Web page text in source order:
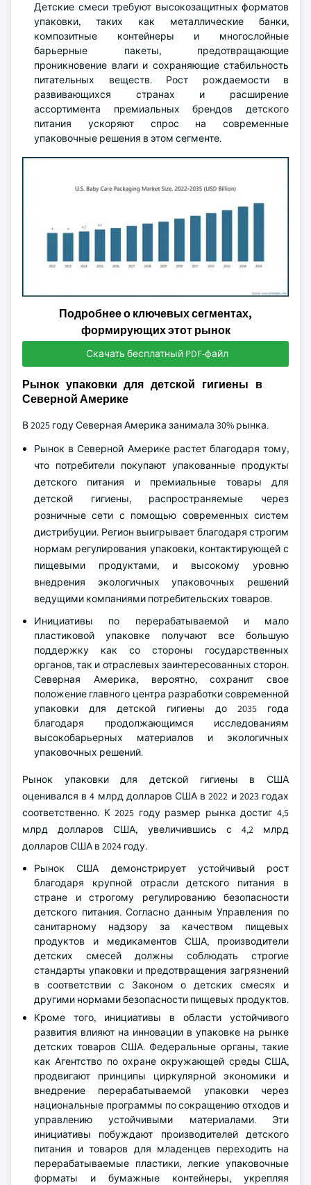
Детские смеси требуют высокозащитных форматов
упаковки, таких как металлические банки,
композитные контейнеры и многослойные
барьерные пакеты, предотвращающие
проникновение влаги и сохраняющие стабильность
питательных веществ. Рост рождаемости в
развивающихся странах и расширение
ассортимента премиальных брендов детского
питания ускоряют спрос на современные
упаковочные решения в этом сегменте.
Подробнее о ключевых сегментах,
формирующих этот рынок
Скачать бесплатный PDF-файл
Рынок упаковки для детской гигиены в
Северной Америке
В 2025 году Северная Америка занимала 30% рынка.
Рынок в Северной Америке растет благодаря тому,
что потребители покупают упакованные продукты
детского питания и премиальные товары для
детской гигиены, распространяемые через
розничные сети с помощью современных систем
дистрибуции. Регион выигрывает благодаря строгим
нормам регулирования упаковки, контактирующей с
пищевыми продуктами, и высокому уровню
внедрения экологичных упаковочных решений
ведущими компаниями потребительских товаров.
Инициативы по перерабатываемой и мало
пластиковой упаковке получают все большую
поддержку как со стороны государственных
органов, так и отраслевых заинтересованных сторон.
Северная Америка, вероятно, сохранит свое
положение главного центра разработки современной
упаковки для детской гигиены до 2035 года
благодаря продолжающимся исследованиям
высокобарьерных материалов и экологичных
упаковочных решений.
Рынок упаковки для детской гигиены в США
оценивался в 4 млрд долларов США в 2022 и 2023 годах
соответственно. К 2025 году размер рынка достиг 4,5
млрд долларов США, увеличившись с 4,2 млрд
долларов США в 2024 году.
Рынок США демонстрирует устойчивый рост
благодаря крупной отрасли детского питания в
стране и строгому регулированию безопасности
детского питания. Согласно данным Управления по
санитарному надзору за качеством пищевых
продуктов и медикаментов США, производители
детских смесей должны соблюдать строгие
стандарты упаковки и предотвращения загрязнений
в соответствии с Законом о детских смесях и
другими нормами безопасности пищевых продуктов.
Кроме того, инициативы в области устойчивого
развития влияют на инновации в упаковке на рынке
детских товаров США. Федеральные органы, такие
как Агентство по охране окружающей среды США,
продвигают принципы циркулярной экономики и
внедрение перерабатываемой упаковки через
национальные программы по сокращению отходов и
управлению устойчивыми материалами. Эти
инициативы побуждают производителей детского
питания и товаров для младенцев переходить на
перерабатываемые пластики, легкие упаковочные
форматы и бумажные контейнеры, укрепляя